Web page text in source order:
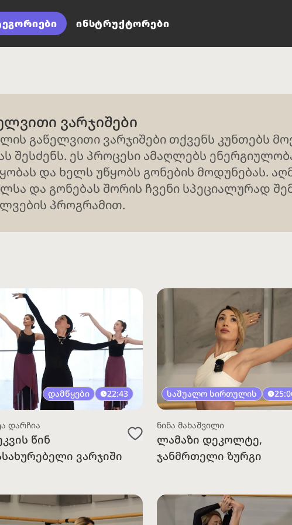
ინსტრუქტორები
ვარჯიშები
გაწელვითი ვარჯიშები თქვენს კუნთებს
შესძენს. ეს პროცესი ამაღლებს
და ხელს უწყობს გონების მოდუნებას.
და გონებას შორის ჩვენი სპეციალურად
პროგრამით.
დამწყები 22:43
დარჩია
წინ
ვარჯიში
საშუალო სირთულის
ნინა მახაშვილი
ლამაზი დეკოლტე,
ჯანმრთელი ზურგი